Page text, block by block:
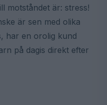
motståndet är: stress!
är sen med olika
har en orolig kund
på dagis direkt efter